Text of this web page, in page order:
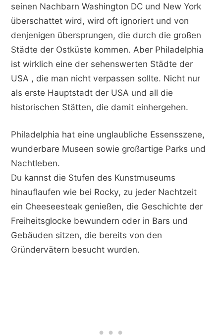
seinen Nachbarn Washington DC und New York
überschattet wird, wird oft ignoriert und von
denjenigen übersprungen, die durch die großen
Städte der Ostküste kommen. Aber Philadelphia
ist wirklich eine der sehenswerten Städte der
USA , die man nicht verpassen sollte. Nicht nur
als erste Hauptstadt der USA und all die
historischen Stätten, die damit einhergehen.
Philadelphia hat eine unglaubliche Essensszene,
wunderbare Museen sowie großartige Parks und
Nachtleben.
Du kannst die Stufen des Kunstmuseums
hinauflaufen wie bei Rocky, zu jeder Nachtzeit
ein Cheeseesteak genießen, die Geschichte der
Freiheitsglocke bewundern oder in Bars und
Gebäuden sitzen, die bereits von den
Gründervätern besucht wurden.